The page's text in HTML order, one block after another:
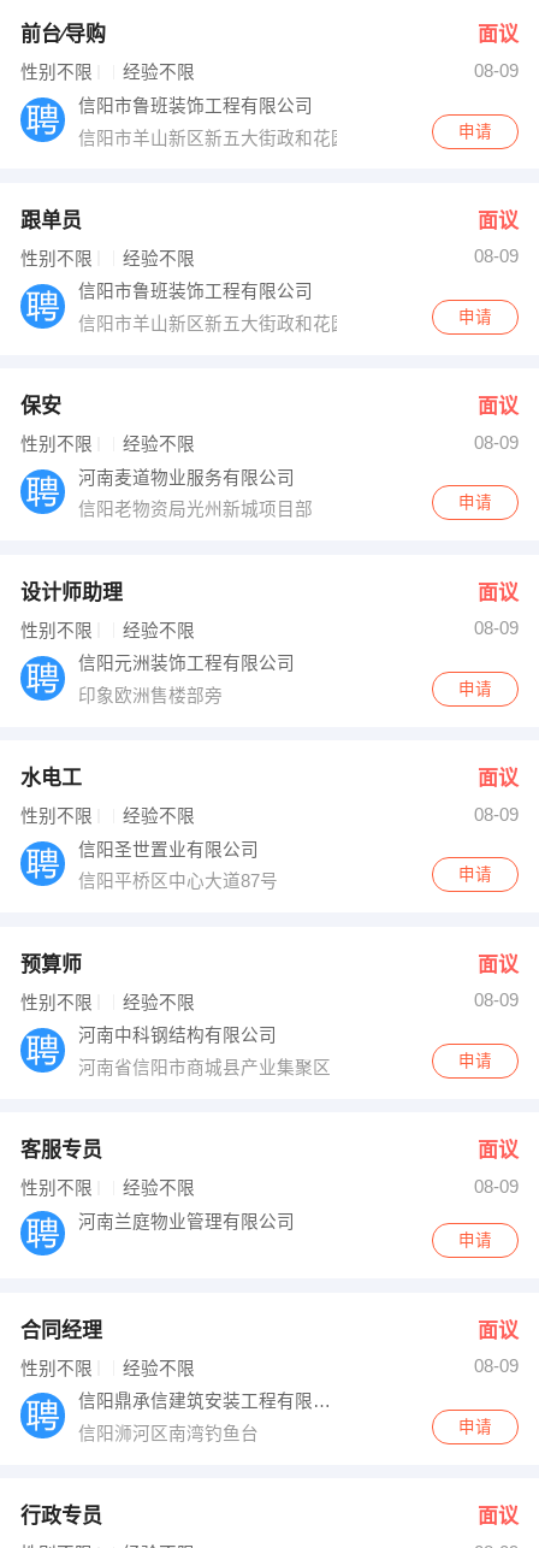
前台∕导购 面议
性别不限 经验不限
08-09
信阳市鲁班装饰工程有限公司
信阳市羊山新区新五大街政和花园B区4号商铺
申请
跟单员 面议
性别不限 经验不限
08-09
信阳市鲁班装饰工程有限公司
信阳市羊山新区新五大街政和花园B区4号商铺
申请
保安 面议
性别不限 经验不限
08-09
河南麦道物业服务有限公司
信阳老物资局光州新城项目部
申请
设计师助理 面议
性别不限 经验不限
08-09
信阳元洲装饰工程有限公司
印象欧洲售楼部旁
申请
水电工 面议
性别不限 经验不限
08-09
信阳圣世置业有限公司
信阳平桥区中心大道87号
申请
预算师 面议
性别不限 经验不限
08-09
河南中科钢结构有限公司
河南省信阳市商城县产业集聚区
申请
客服专员 面议
性别不限 经验不限
08-09
河南兰庭物业管理有限公司
申请
合同经理 面议
性别不限 经验不限
08-09
信阳鼎承信建筑安装工程有限公司
信阳浉河区南湾钓鱼台
申请
行政专员 面议